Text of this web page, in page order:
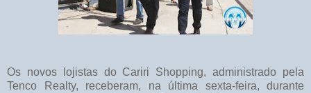
Os novos lojistas do Cariri Shopping, administrado pela
Tenco Realty, receberam, na última sexta-feira, durante